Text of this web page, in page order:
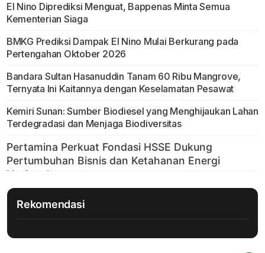
El Nino Diprediksi Menguat, Bappenas Minta Semua
Kementerian Siaga
BMKG Prediksi Dampak El Nino Mulai Berkurang pada
Pertengahan Oktober 2026
Bandara Sultan Hasanuddin Tanam 60 Ribu Mangrove,
Ternyata Ini Kaitannya dengan Keselamatan Pesawat
Kemiri Sunan: Sumber Biodiesel yang Menghijaukan Lahan
Terdegradasi dan Menjaga Biodiversitas
Rekomendasi